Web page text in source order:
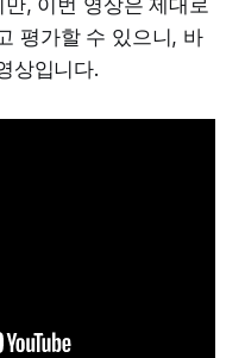
, 이번 영상은 제대로
평가할 수 있으니, 바
상입니다.